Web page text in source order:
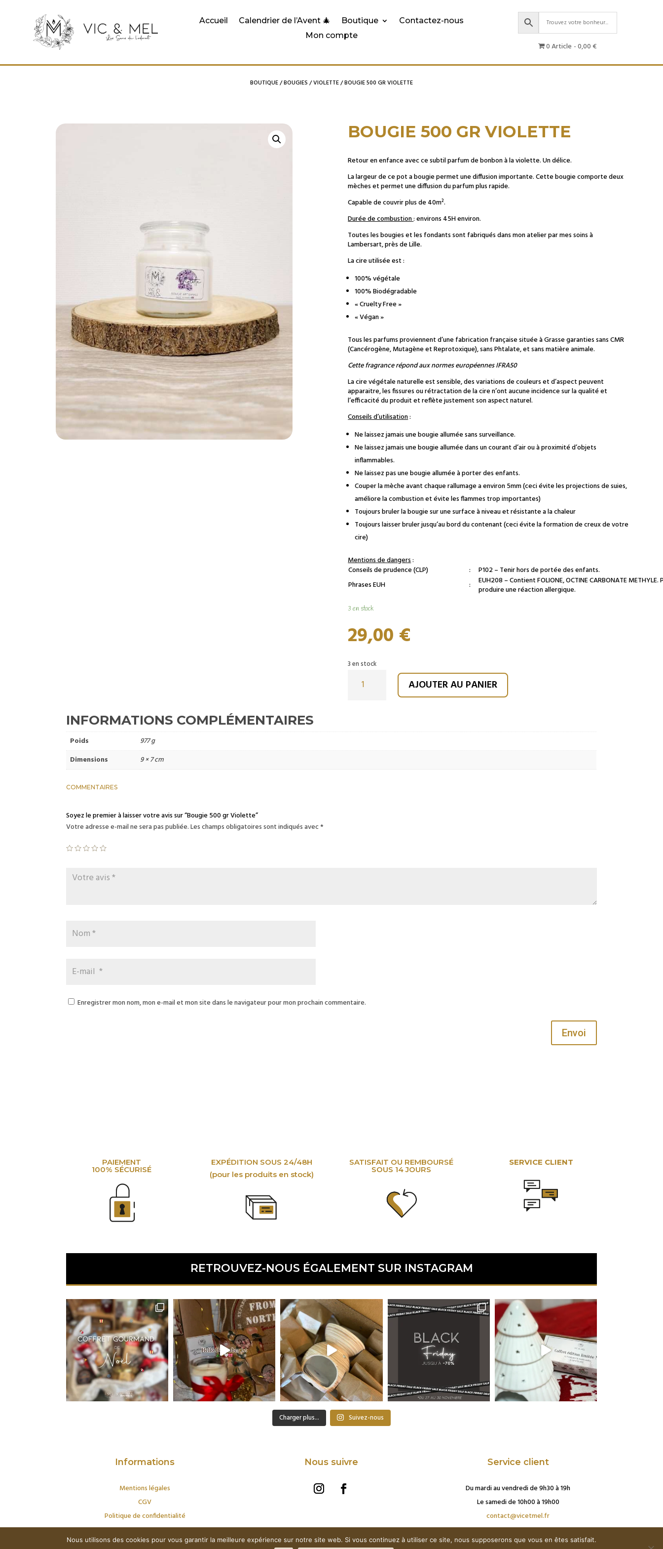
Accueil Calendrier de l’Avent 🎄 Boutique
Contactez-nous
Mon compte
0 Article 0,00 €
BOUTIQUE/BOUGIES /VIOLETTE/ BOUGIE 500 GR VIOLETTE
BOUGIE 500 GR VIOLETTE
Retour en enfance avec ce subtil parfum de bonbon à la violette. Un délice.
La largeur de ce pot a bougie permet une diffusion importante. Cette bougie comporte deux
mèches et permet une diffusion du parfum plus rapide.
Capable de couvrir plus de 40m².
Durée de combustion: environs 45H environ.
Toutes les bougies et les fondants sont fabriqués dans mon atelier par mes soins à
Lambersart, près de Lille.
La cire utilisée est :
100% végétale
100% Biodégradable
« Cruelty Free »
« Végan »
Tous les parfums proviennent d’une fabrication française située à Grasse garanties sans CMR
(Cancérogène, Mutagène et Reprotoxique), sans Phtalate, et sans matière animale.
Cette fragrance répond aux normes européennes IFRA50
La cire végétale naturelle est sensible, des variations de couleurs et d’aspect peuvent
apparaitre, les fissures ou rétractation de la cire n’ont aucune incidence sur la qualité et
l’efficacité du produit et reflète justement son aspect naturel.
Conseils d’utilisation:
Ne laissez jamais une bougie allumée sans surveillance.
Ne laissez jamais une bougie allumée dans un courant d’air ou à proximité d’objets
inflammables.
Ne laissez pas une bougie allumée à porter des enfants.
Couper la mèche avant chaque rallumage a environ 5mm (ceci évite les projections de suies,
améliore la combustion et évite les flammes trop importantes)
Toujours bruler la bougie sur une surface à niveau et résistante a la chaleur
Toujours laisser bruler jusqu’au bord du contenant (ceci évite la formation de creux de votre
cire)
Mentions de dangers:
Conseils de prudence (CLP)
:
P102 – Tenir hors de portée des enfants.
Phrases EUH
:
EUH208 – Contient FOLIONE, OCTINE CARBONATE METHYLE.
produire une réaction allergique.
3 en stock
29,00 €
3 en stock
Violette
AJOUTER AU PANIER
INFORMATIONS COMPLÉMENTAIRES
Poids
977 g
Dimensions
9 × 7 cm
COMMENTAIRES
Soyez le premier à laisser votre avis sur “Bougie 500 gr Violette”
Votre adresse e-mail ne sera pas publiée.Les champs obligatoires sont indiqués avec*
Enregistrer mon nom, mon e-mail et mon site dans le navigateur pour mon prochain commentaire.
Envoi
PAIEMENT
100% SÉCURISÉ
EXPÉDITION SOUS 24/48H
(pour les produits en stock)
SATISFAIT OU REMBOURSÉ
SOUS 14 JOURS
SERVICE CLIENT
RETROUVEZ-NOUS ÉGALEMENT SUR INSTAGRAM
Charger plus... Suivez-nous
Informations
Mentions légales
CGV
Politique de confidentialité
Nous suivre Service client
Du mardi au vendredi de 9h30 à 19h
Le samedi de 10h00 à 19h00
contact@vicetmel.fr
Nous utilisons des cookies pour vous garantir la meilleure expérience sur notre site web. Si vous continuez à utiliser ce site, nous supposerons que vous en êtes satisfait.